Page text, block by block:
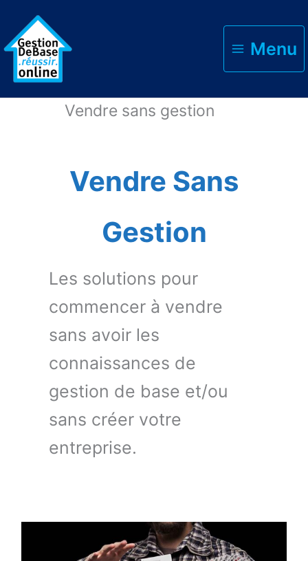
Menu
Vendre sans gestion
Vendre Sans
Gestion
Les solutions pour
commencer à vendre
sans avoir les
connaissances de
gestion de base et/ou
sans créer votre
entreprise.